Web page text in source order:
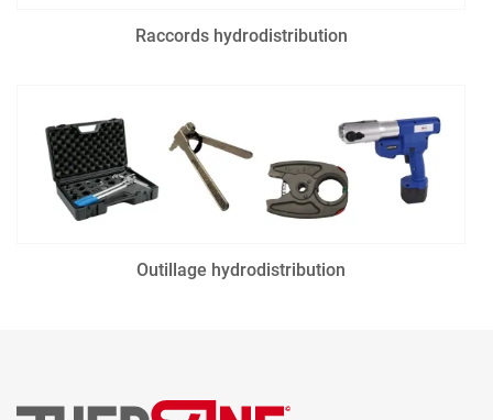
Raccords hydrodistribution
Outillage hydrodistribution